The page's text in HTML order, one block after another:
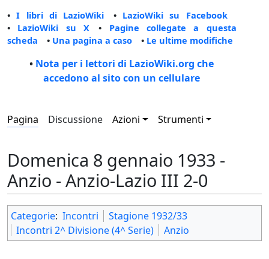
•I libri di LazioWiki • LazioWiki su Facebook
• LazioWiki su X • Pagine collegate a questa
scheda • Una pagina a caso • Le ultime modifiche
• Nota per i lettori di LazioWiki.org che
accedono al sito con un cellulare
Pagina Discussione Azioni Strumenti
Domenica 8 gennaio 1933 -
Anzio - Anzio-Lazio III 2-0
Categorie: Incontri
Stagione 1932/33
Incontri 2^ Divisione (4^ Serie)
Anzio